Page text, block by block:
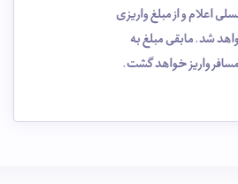
اعلام و از مبلغ واریزی
شد. مابقی مبلغ به
واریز خواهد گشت.